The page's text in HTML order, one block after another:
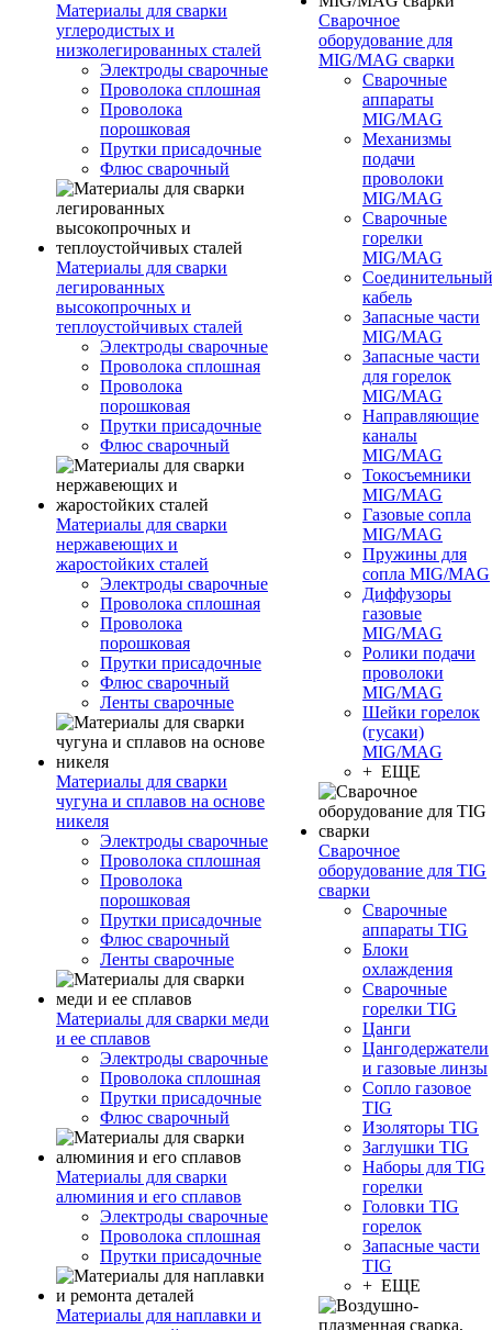
Материалы для сварки
углеродистых и
низколегированных сталей
Электроды сварочные
Проволока сплошная
Проволока
порошковая
Прутки присадочные
Флюс сварочный
Материалы для сварки
легированных
высокопрочных и
теплоустойчивых сталей
Электроды сварочные
Проволока сплошная
Проволока
порошковая
Прутки присадочные
Флюс сварочный
Материалы для сварки
нержавеющих и
жаростойких сталей
Электроды сварочные
Проволока сплошная
Проволока
порошковая
Прутки присадочные
Флюс сварочный
Ленты сварочные
Материалы для сварки
чугуна и сплавов на основе
никеля
Электроды сварочные
Проволока сплошная
Проволока
порошковая
Прутки присадочные
Флюс сварочный
Ленты сварочные
Материалы для сварки меди
и ее сплавов
Электроды сварочные
Проволока сплошная
Прутки присадочные
Флюс сварочный
Материалы для сварки
алюминия и его сплавов
Электроды сварочные
Проволока сплошная
Прутки присадочные
Материалы для наплавки и
Сварочное
оборудование для
MIG/MAG сварки
Сварочные
аппараты
MIG/MAG
Механизмы
подачи
проволоки
MIG/MAG
Сварочные
горелки
MIG/MAG
Соединительный
кабель
Запасные части
MIG/MAG
Запасные части
для горелок
MIG/MAG
Направляющие
каналы
MIG/MAG
Токосъемники
MIG/MAG
Газовые сопла
MIG/MAG
Пружины для
сопла MIG/MAG
Диффузоры
газовые
MIG/MAG
Ролики подачи
проволоки
MIG/MAG
Шейки горелок
(гусаки)
MIG/MAG
+ ЕЩЕ
Сварочное
оборудование для TIG
сварки
Сварочные
аппараты TIG
Блоки
охлаждения
Сварочные
горелки TIG
Цанги
Цангодержатели
и газовые линзы
Сопло газовое
TIG
Изоляторы TIG
Заглушки TIG
Наборы для TIG
горелки
Головки TIG
горелок
Запасные части
TIG
+ ЕЩЕ